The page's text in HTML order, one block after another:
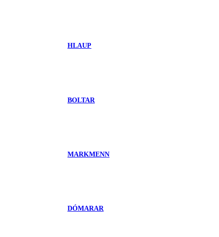
HLAUP
BOLTAR
MARKMENN
DÓMARAR